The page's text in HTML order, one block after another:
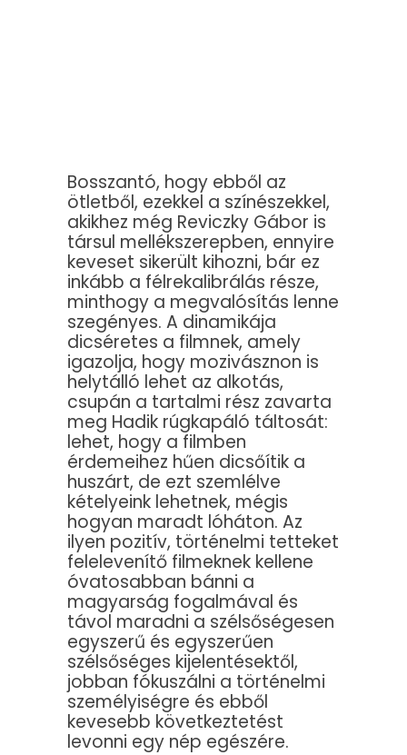
Bosszantó, hogy ebből az
ötletből, ezekkel a színészekkel,
akikhez még Reviczky Gábor is
társul mellékszerepben, ennyire
keveset sikerült kihozni, bár ez
inkább a félrekalibrálás része,
minthogy a megvalósítás lenne
szegényes. A dinamikája
dicséretes a filmnek, amely
igazolja, hogy mozivásznon is
helytálló lehet az alkotás,
csupán a tartalmi rész zavarta
meg Hadik rúgkapáló táltosát:
lehet, hogy a filmben
érdemeihez hűen dicsőítik a
huszárt, de ezt szemlélve
kételyeink lehetnek, mégis
hogyan maradt lóháton. Az
ilyen pozitív, történelmi tetteket
felelevenítő filmeknek kellene
óvatosabban bánni a
magyarság fogalmával és
távol maradni a szélsőségesen
egyszerű és egyszerűen
szélsőséges kijelentésektől,
jobban fókuszálni a történelmi
személyiségre és ebből
kevesebb következtetést
levonni egy nép egészére.